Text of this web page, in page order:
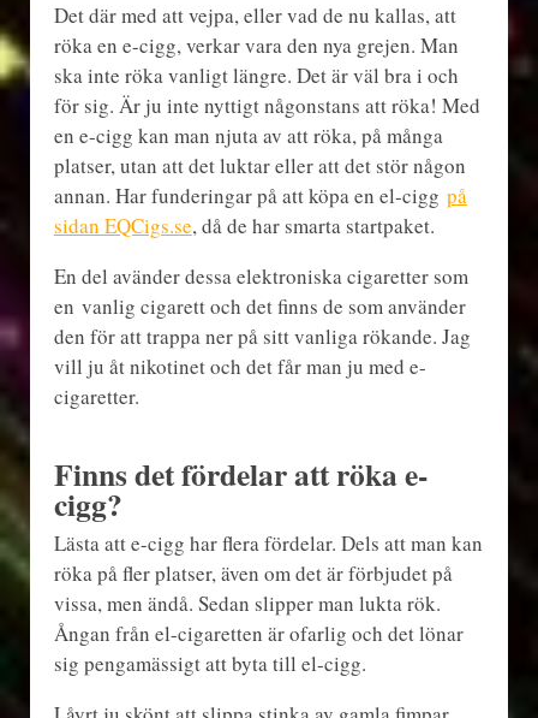
Det där med att vejpa, eller vad de nu kallas, att
röka en e-cigg, verkar vara den nya grejen. Man
ska inte röka vanligt längre. Det är väl bra i och
för sig. Är ju inte nyttigt någonstans att röka! Med
en e-cigg kan man njuta av att röka, på många
platser, utan att det luktar eller att det stör någon
annan. Har funderingar på att köpa en el-cigg på
sidan EQCigs.se, då de har smarta startpaket.
En del avänder dessa elektroniska cigaretter som
en vanlig cigarett och det finns de som använder
den för att trappa ner på sitt vanliga rökande. Jag
vill ju åt nikotinet och det får man ju med e-
cigaretter.
Finns det fördelar att röka e-
cigg?
Lästa att e-cigg har flera fördelar. Dels att man kan
röka på fler platser, även om det är förbjudet på
vissa, men ändå. Sedan slipper man lukta rök.
Ångan från el-cigaretten är ofarlig och det lönar
sig pengamässigt att byta till el-cigg.